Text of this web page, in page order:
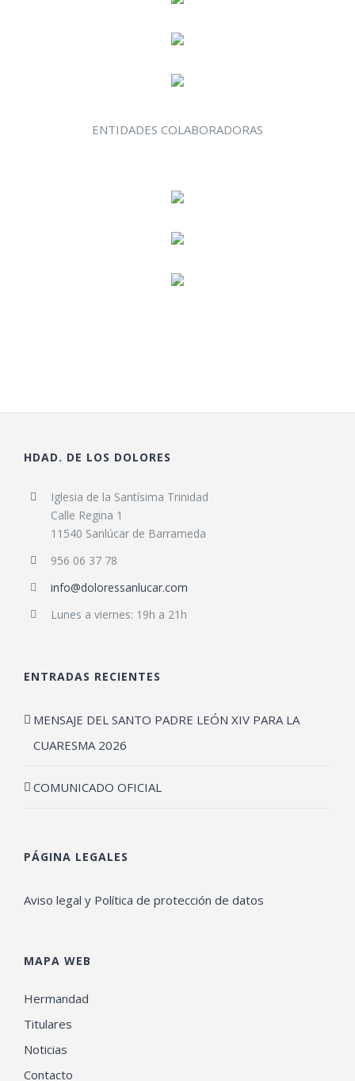
ENTIDADES COLABORADORAS
HDAD. DE LOS DOLORES
Iglesia de la Santísima Trinidad
Calle Regina 1
11540 Sanlúcar de Barrameda
956 06 37 78
info@doloressanlucar.com
Lunes a viernes: 19h a 21h
ENTRADAS RECIENTES
MENSAJE DEL SANTO PADRE LEÓN XIV PARA LA
CUARESMA 2026
COMUNICADO OFICIAL
PÁGINA LEGALES
Aviso legal y Política de protección de datos
MAPA WEB
Hermandad
Titulares
Noticias
Contacto